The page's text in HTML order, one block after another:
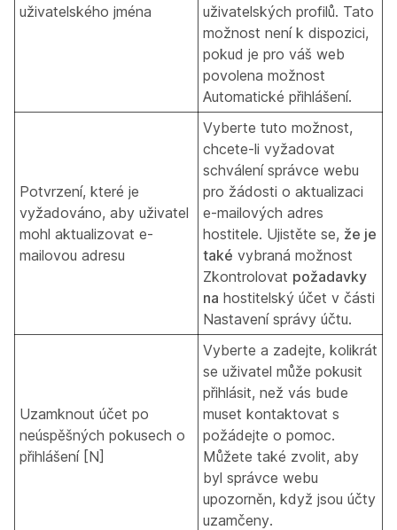
uživatelského jména
uživatelských profilů. Tato
možnost není k dispozici,
pokud je pro váš web
povolena možnost
Automatické přihlášení.
Potvrzení, které je
vyžadováno, aby uživatel
mohl aktualizovat e-
mailovou adresu
Vyberte tuto možnost,
chcete-li vyžadovat
schválení správce webu
pro žádosti o aktualizaci
e-mailových adres
hostitele. Ujistěte se, že je
také vybraná možnost
Zkontrolovat požadavky
na hostitelský účet v části
Nastavení správy účtu.
Uzamknout účet po
neúspěšných pokusech o
přihlášení [N]
Vyberte a zadejte, kolikrát
se uživatel může pokusit
přihlásit, než vás bude
muset kontaktovat s
požádejte o pomoc.
Můžete také zvolit, aby
byl správce webu
upozorněn, když jsou účty
uzamčeny.